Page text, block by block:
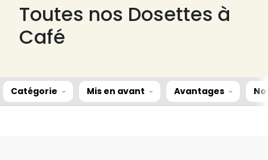
Toutes nos Dosettes à
Café
Catégorie Mis en avant Avantages